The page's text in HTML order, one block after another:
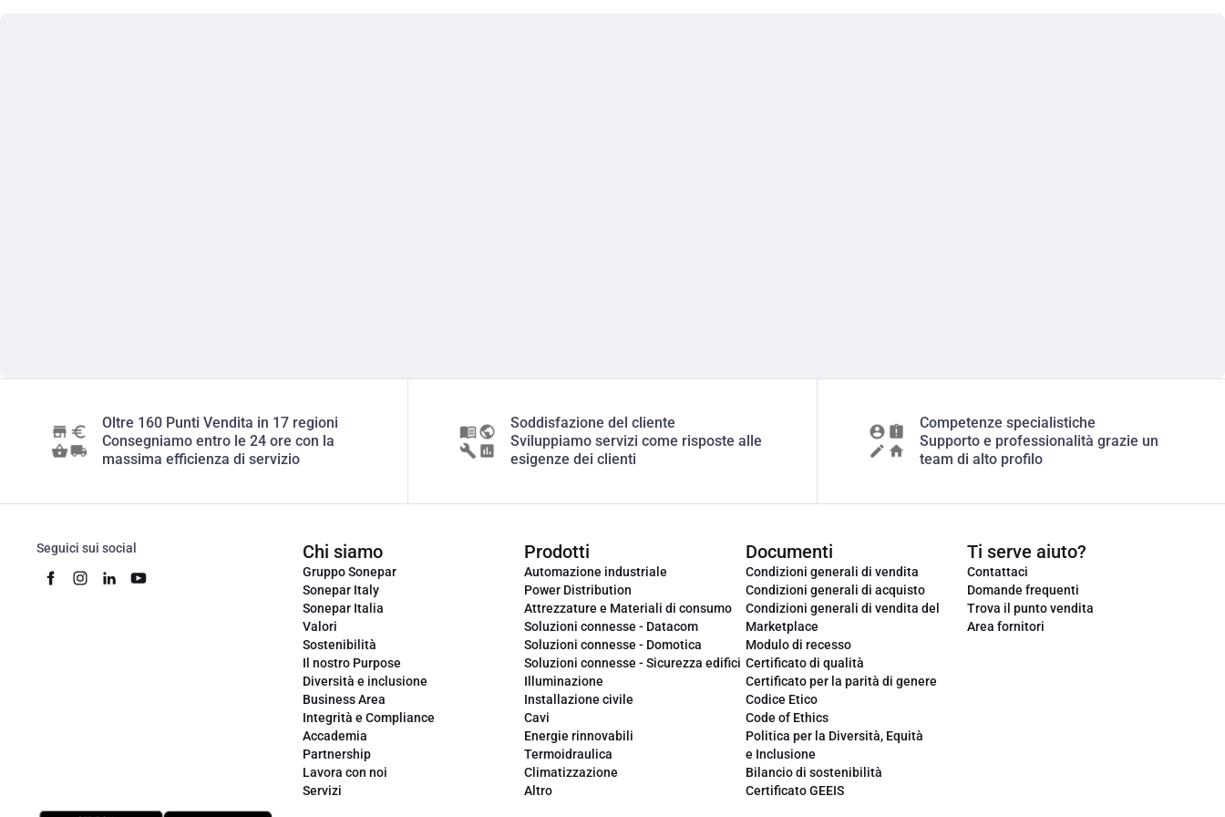
Oltre 160 Punti Vendita in 17 regioni
Consegniamo entro le 24 ore con la
massima efficienza di servizio
Soddisfazione del cliente
Sviluppiamo servizi come risposte alle
esigenze dei clienti
Competenze specialistiche
Supporto e professionalità grazie un
team di alto profilo
Seguici sui social Chi siamo
Gruppo Sonepar
Sonepar Italy
Sonepar Italia
Valori
Sostenibilità
Il nostro Purpose
Diversità e inclusione
Business Area
Integrità e Compliance
Accademia
Partnership
Lavora con noi
Servizi
Prodotti
Automazione industriale
Power Distribution
Attrezzature e Materiali di consumo
Soluzioni connesse - Datacom
Soluzioni connesse - Domotica
Soluzioni connesse - Sicurezza edifici
Illuminazione
Installazione civile
Cavi
Energie rinnovabili
Termoidraulica
Climatizzazione
Altro
Documenti
Condizioni generali di vendita
Condizioni generali di acquisto
Condizioni generali di vendita del
Marketplace
Modulo di recesso
Certificato di qualità
Certificato per la parità di genere
Codice Etico
Code of Ethics
Politica per la Diversità, Equità
e Inclusione
Bilancio di sostenibilità
Certificato GEEIS
Ti serve aiuto?
Contattaci
Domande frequenti
Trova il punto vendita
Area fornitori